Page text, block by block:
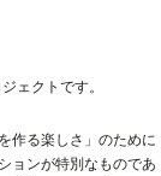
ェクトです。
作る楽しさ」のために
ョンが特別なものであ